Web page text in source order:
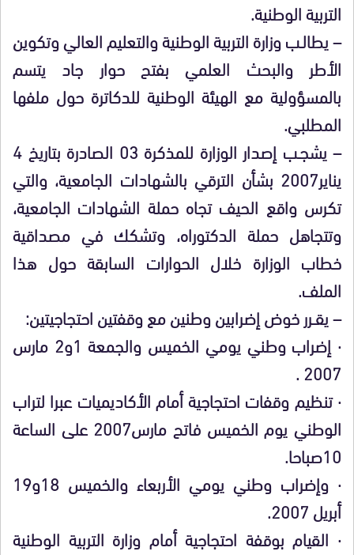
التربية الوطنية.
–يطالـبوزارة التربية الوطنية والتعليم العالي وتكوين
الأطر والبحث العلمي بفتح حوار جاد يتسم
بالمسؤولية مع الهيئة الوطنية للدكاترة حول ملفها
المطلبي.
–يشجـب
إصدار الوزارة للمذكرة 03 الصادرة بتاريخ 4
يناير2007 بشأن الترقي بالشهادات الجامعية، والتي
تكرس واقع الحيف تجاه حملة الشهادات الجامعية،
وتتجاهل حملة الدكتوراه، وتشكك في مصداقية
خطاب الوزارة خلال الحوارات السابقة حول هذا
الملف.
–يقــررخوض إضرابين وطنين مع وقفتين احتجاجيتين:
·
إضراب وطني يومي الخميس والجمعة 1و2 مارس
2007 .
·تنظيم وقفات احتجاجية أمام الأكاديميات عبرا لتراب
الوطني يوم الخميس فاتح مارس2007 على الساعة
10صباحا.
·
وإضراب وطني يومي الأربعاء والخميس 18و19
أبريل 2007.
· القيام بوقفة احتجاجية أمام وزارة التربية الوطنية